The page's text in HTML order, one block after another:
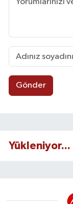
Gönder
Yükleniyor...